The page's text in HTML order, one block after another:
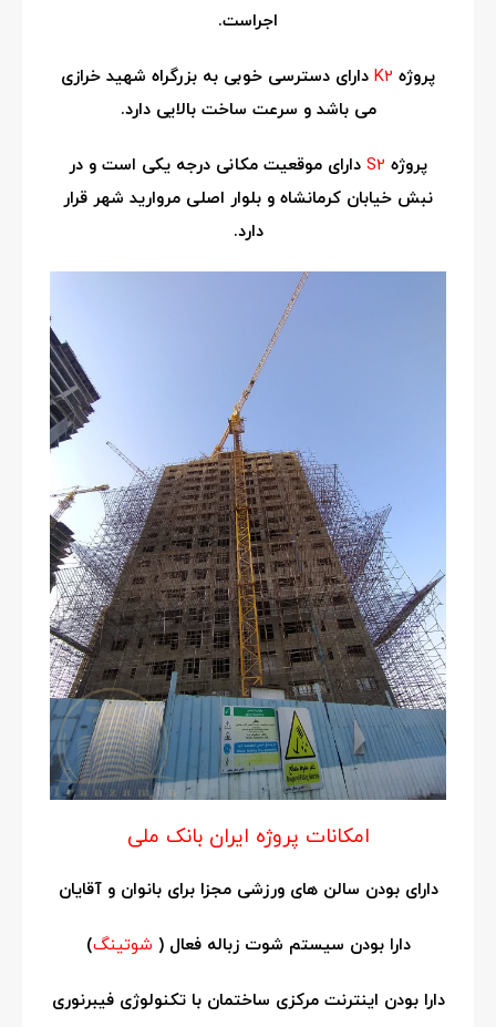
اجراست.
پروژه K2 دارای دسترسی خوبی به بزرگراه شهید خرازی
می باشد و سرعت ساخت بالایی دارد.
پروژه S2 دارای موقعیت مکانی درجه یکی است و در
نبش خیابان کرمانشاه و بلوار اصلی مروارید شهر قرار
دارد.
امکانات پروژه ایران بانک ملی
دارای بودن سالن های ورزشی مجزا برای بانوان و آقایان
دارا بودن سیستم شوت زباله فعال ( شوتینگ)
دارا بودن اینترنت مرکزی ساختمان با تکنولوژی فیبرنوری